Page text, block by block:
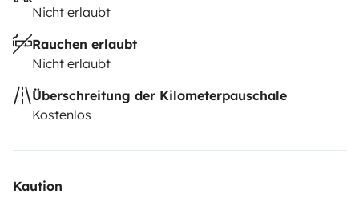
Nicht erlaubt
Rauchen erlaubt
Nicht erlaubt
Überschreitung der Kilometerpauschale
Kostenlos
Kaution